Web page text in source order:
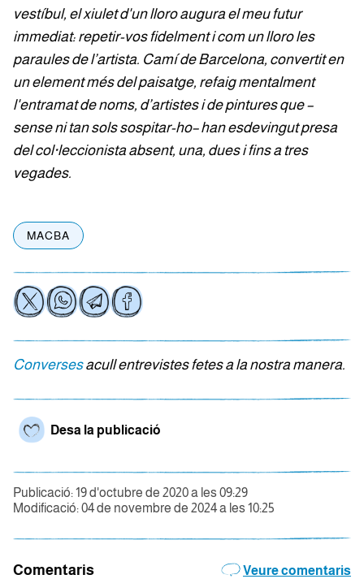
vestíbul, el xiulet d'un lloro augura el meu futur
immediat: repetir-vos fidelment i com un lloro les
paraules de l’artista. Camí de Barcelona, convertit en
un element més del paisatge, refaig mentalment
l'entramat de noms, d’artistes i de pintures que –
sense ni tan sols sospitar-ho– han esdevingut presa
del col·leccionista absent, una, dues i fins a tres
vegades.
MACBA
Conversesacull entrevistes fetes a la nostra manera.
Desa la publicació
Publicació: 19 d'octubre de 2020 a les 09:29
Modificació: 04 de novembre de 2024 a les 10:25
Comentaris Veure comentaris